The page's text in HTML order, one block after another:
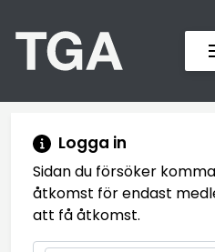
Logga in
Sidan du försöker
åtkomst för endast
att få åtkomst.